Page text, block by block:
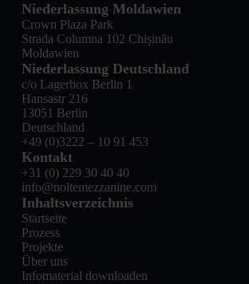
Niederlassung Moldawien
Crown Plaza Park
Strada Columna 102 Chișinău
Moldawien
Inhaltsverzeichnis
Startseite
Prozess
Projekte
Über uns
Infomaterial downloaden
Niederlassung Deutschland
c/o Lagerbox Berlin 1
Hansastr 216
13051 Berlin
Deutschland
+49 (0)3222 – 10 91 453
Kontakt
+31 (0) 229 30 40 40
info@noltemezzanine.com